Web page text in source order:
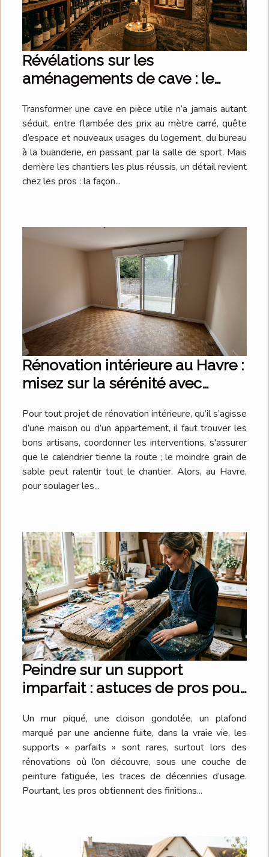
Révélations sur les
aménagements de cave : le
Transformer une cave en pièce utile n’a jamais autant
séduit, entre flambée des prix au mètre carré, quête
d’espace et nouveaux usages du logement, du bureau
à la buanderie, en passant par la salle de sport. Mais
derrière les chantiers les plus réussis, un détail revient
chez les pros : la façon...
Rénovation intérieure au Havre :
misez sur la sérénité avec
Pour tout projet de rénovation intérieure, qu’il s’agisse
d’une maison ou d’un appartement, il faut trouver les
bons artisans, coordonner les interventions, s'assurer
que le calendrier tienne la route ; le moindre grain de
sable peut ralentir tout le chantier. Alors, au Havre,
pour soulager les...
Peindre sur un support
imparfait : astuces de pros pour
Un mur piqué, une cloison gondolée, un plafond
marqué par une ancienne fuite, dans la vraie vie, les
supports « parfaits » sont rares, surtout lors des
rénovations où l’on découvre, sous une couche de
peinture fatiguée, les traces de décennies d’usage.
Pourtant, les pros obtiennent des finitions...